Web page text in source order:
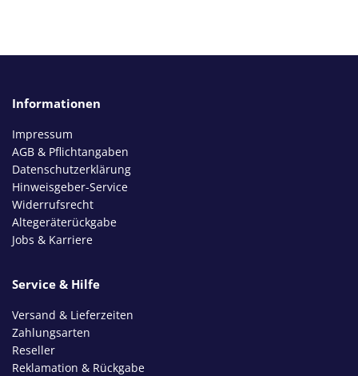
Informationen
Impressum
AGB & Pflichtangaben
Datenschutzerklärung
Hinweisgeber-Service
Widerrufsrecht
Altegeräterückgabe
Jobs & Karriere
Service & Hilfe
Versand & Lieferzeiten
Zahlungsarten
Reseller
Reklamation & Rückgabe